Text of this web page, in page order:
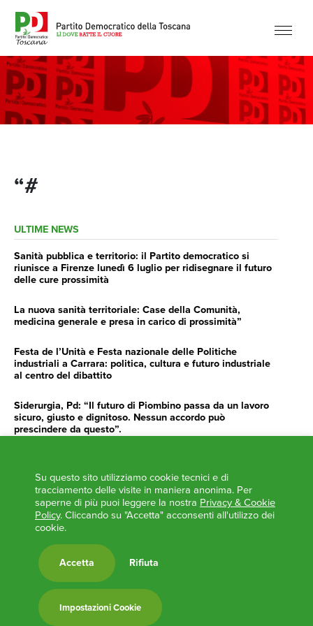
“#
ULTIME NEWS
Sanità pubblica e territorio: il Partito democratico si
riunisce a Firenze lunedì 6 luglio per ridisegnare il futuro
delle cure prossimità
La nuova sanità territoriale: Case della Comunità,
medicina generale e presa in carico di prossimità”
Festa de l’Unità e Festa nazionale delle Politiche
industriali a Carrara: politica, cultura e futuro industriale
al centro del dibattito
Siderurgia, Pd: “Il futuro di Piombino passa da un lavoro
sicuro, giusto e dignitoso. Nessun accordo può
prescindere da questo”.
impegno e determinazione delle istituzioni”
AGENDA
‘ANCORA UNA VOLTA LA TOSCANA TRACCIA LA
L’ITALIA BOCCIATA DALL’UE
Feste Unità in Toscana 2024
Zone Logistiche Semplificate – Un’occasione da cogliere
Europa in Circolo. Venerdì primo incontro del Pd a
Viareggio
Su questo sito utilizziamo cookie tecnici e di
tracciamento delle visite in maniera anonima. Per
saperne di più puoi leggere la nostra Privacy & Cookie
Policy. Cliccando su "Accetta" acconsenti all'utilizzo dei
cookie.
Accetta Rifiuta
Impostazioni Cookie